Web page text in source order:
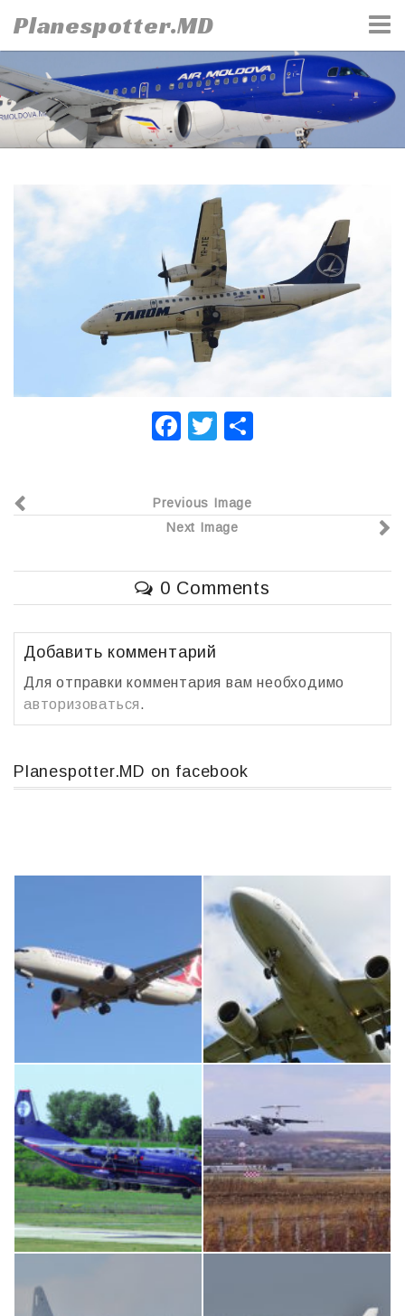
to
content
Planespotter.MD
F
e
b
o
o
k
T
er р
в
и
т
Previous Image
Next Image
0 Comments
Добавить комментарий
Для отправки комментария вам необходимо
авторизоваться.
Planespotter.MD on facebook
Boeing 737 MAX 8, TC-LCC Airbus A319-114 D-AILN, Lufthansa, Франкфурт-Кишинев, 24/06/18